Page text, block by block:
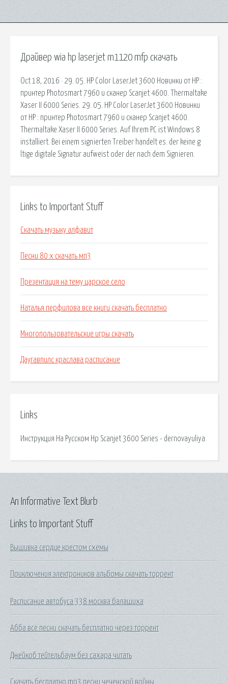
Драйвер wia hp laserjet m1120 mfp скачать
Oct 18, 2016 · 29. 05. HP Color LaserJet 3600 Новинки от HP :
принтер Photosmart 7960 и сканер Scanjet 4600. Thermaltake
Xaser II 6000 Series. 29. 05. HP Color LaserJet 3600 Новинки
от HP : принтер Photosmart 7960 и сканер Scanjet 4600.
Thermaltake Xaser II 6000 Series. Auf Ihrem PC ist Windows 8
installiert. Bei einem signierten Treiber handelt es. der keine g
ltige digitale Signatur aufweist oder der nach dem Signieren.
Links to Important Stuff
Скачать музыку алфавит
Песни 80 х скачать мп3
Презентация на тему царское село
Наталья перфилова все книги скачать бесплатно
Многопользовательские игры скачать
Даугавпилс краслава расписание
Links
Инструкция На Русском Hp Scanjet 3600 Series - dernovayuliya.
Links to Important Stuff
Вышивка сердце крестом схемы
Приключения электроников альбомы скачать торрент
Расписание автобуса 338 москва балашиха
Абба все песни скачать бесплатно через торрент
Джейкоб тейтельбаум без сахара читать
Скачать бесплатно mp3 песни чеченской войны
An Informative Text Blurb